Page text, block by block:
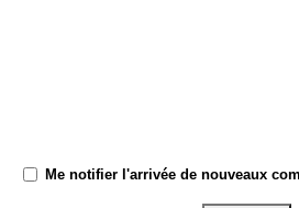
Me notifier l'arrivée de nouveaux